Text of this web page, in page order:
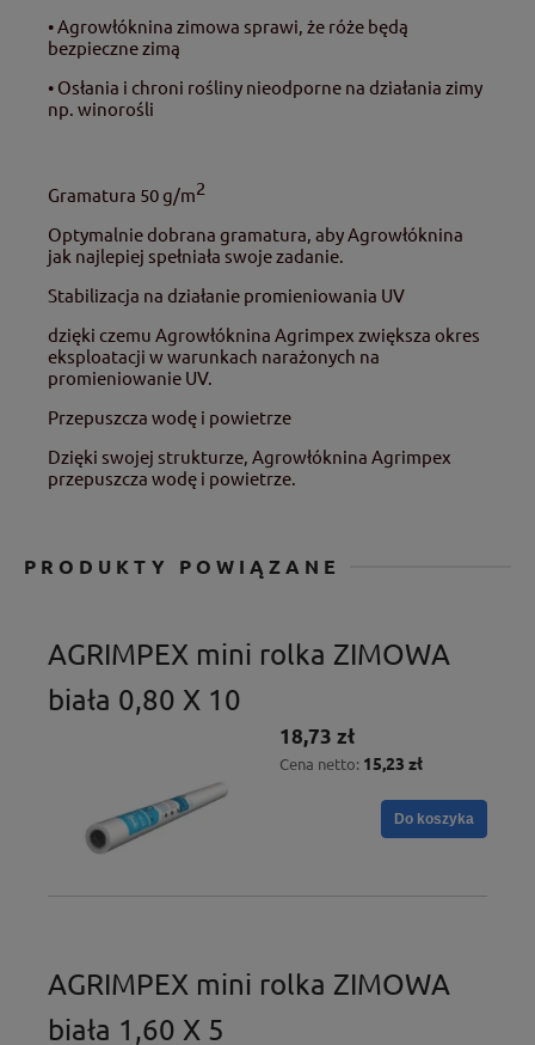
• Agrowłóknina zimowa sprawi, że róże będą
bezpieczne zimą
• Osłania i chroni rośliny nieodporne na działania zimy
np. winorośli
Gramatura 50 g/m2
Optymalnie dobrana gramatura, aby Agrowłóknina
jak najlepiej spełniała swoje zadanie.
Stabilizacja na działanie promieniowania UV
dzięki czemu Agrowłóknina Agrimpex zwiększa okres
eksploatacji w warunkach narażonych na
promieniowanie UV.
Przepuszcza wodę i powietrze
Dzięki swojej strukturze, Agrowłóknina Agrimpex
przepuszcza wodę i powietrze.
PRODUKTY POWIĄZANE
AGRIMPEX mini rolka ZIMOWA
biała 0,80 X 10
18,73 zł
Cena netto: 15,23 zł
Do koszyka
AGRIMPEX mini rolka ZIMOWA
biała 1,60 X 5